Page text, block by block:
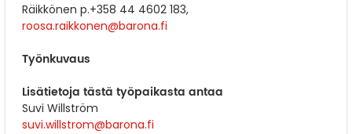
Räikkönen p.+358 44 4602 183,
roosa.raikkonen@barona.fi
Työnkuvaus
Lisätietoja tästä työpaikasta antaa
Suvi Willström
suvi.willstrom@barona.fi